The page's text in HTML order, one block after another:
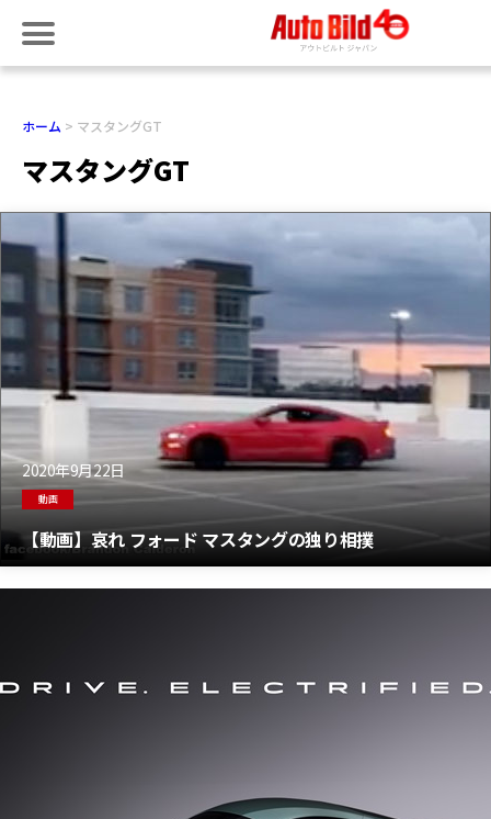
ホーム マスタングGT
マスタングGT
2020年9月22日
動画
【動画】哀れ フォード マスタングの独り相撲